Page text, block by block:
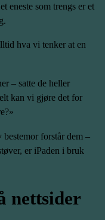
eneste som trengs er et
hva vi tenker at en
– satte de heller
kan vi gjøre det for
bestemor forstår dem –
er iPaden i bruk
nettsider